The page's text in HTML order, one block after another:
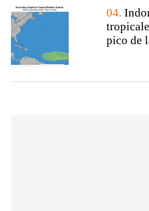
04.
pico de